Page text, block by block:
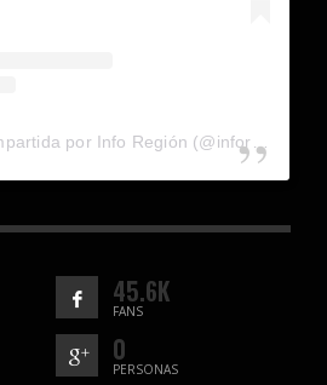
45.6K
FANS
0
PERSONAS